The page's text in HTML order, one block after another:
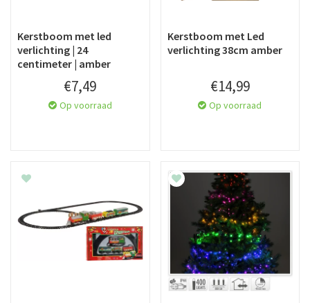
Kerstboom met led
verlichting | 24
centimeter | amber
€7,49
Op voorraad
Kerstboom met Led
verlichting 38cm amber
€14,99
Op voorraad